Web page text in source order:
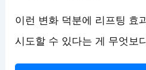
이런 변화 덕분에 리프팅 효
시도할 수 있다는 게 무엇보